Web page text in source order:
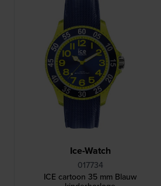
Ice-Watch
017734
ICE cartoon 35 mm Blauw